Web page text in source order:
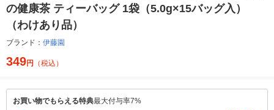
の健康茶 ティーバッグ 1袋（5.0g×15バッグ入）
（わけあり品）
ブランド： 伊藤園
349円 （税込）
お買い物でもらえる特典最大付与率7%